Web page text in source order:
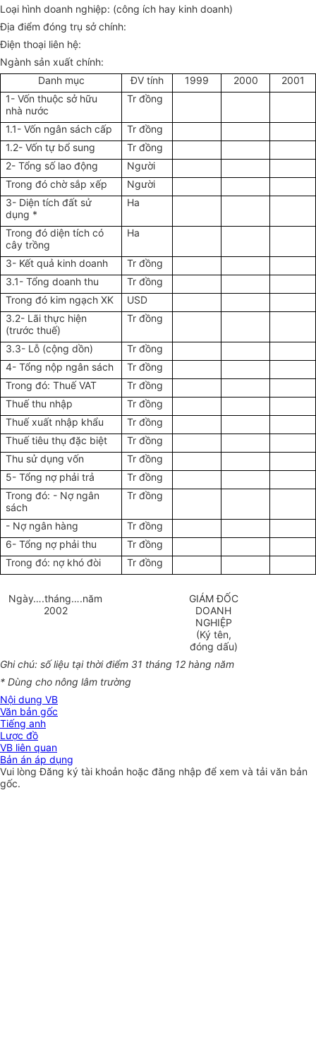
Loại hình doanh nghiệp: (công ích hay kinh doanh)
Địa điểm đóng trụ sở chính:
Điện thoại liên hệ:
Ngành sản xuất chính:
Danh mục
ĐV tính 1999 2000
2001
1- Vốn thuộc sở hữu
nhà nước
Tr đồng
1.1- Vốn ngân sách cấp
Tr đồng
1.2- Vốn tự bổ sung
Tr đồng
2- Tổng số lao động
Người
Trong đó chờ sắp xếp
Người
3- Diện tích đất sử
dụng *
Ha
Trong đó diện tích có
cây trồng
Ha
3- Kết quả kinh doanh
Tr đồng
3.1- Tổng doanh thu
Tr đồng
Trong đó kim ngạch XK
USD
3.2- Lãi thực hiện
(trước thuế)
Tr đồng
3.3- Lỗ (cộng dồn)
Tr đồng
4- Tổng nộp ngân sách
Tr đồng
Trong đó: Thuế VAT
Tr đồng
Thuế thu nhập
Tr đồng
Thuế xuất nhập khẩu
Tr đồng
Thuế tiêu thụ đặc biệt
Tr đồng
Thu sử dụng vốn
Tr đồng
5- Tổng nợ phải trả
Tr đồng
Trong đó: - Nợ ngân
sách
Tr đồng
- Nợ ngân hàng
Tr đồng
6- Tổng nợ phải thu
Tr đồng
Trong đó: nợ khó đòi
Tr đồng
Ngày….tháng….năm
2002
GIÁM ĐỐC
DOANH
NGHIỆP
(Ký tên,
đóng dấu)
Ghi chú: số liệu tại thời điểm 31 tháng 12 hàng năm
* Dùng cho nông lâm trường
Nội dung VB
Văn bản gốc
Tiếng anh
Lược đồ
VB liên quan
Bản án áp dụng
Vui lòngĐăng ký tài khoản hoặc đăng nhập để xem và tải văn bản
gốc.